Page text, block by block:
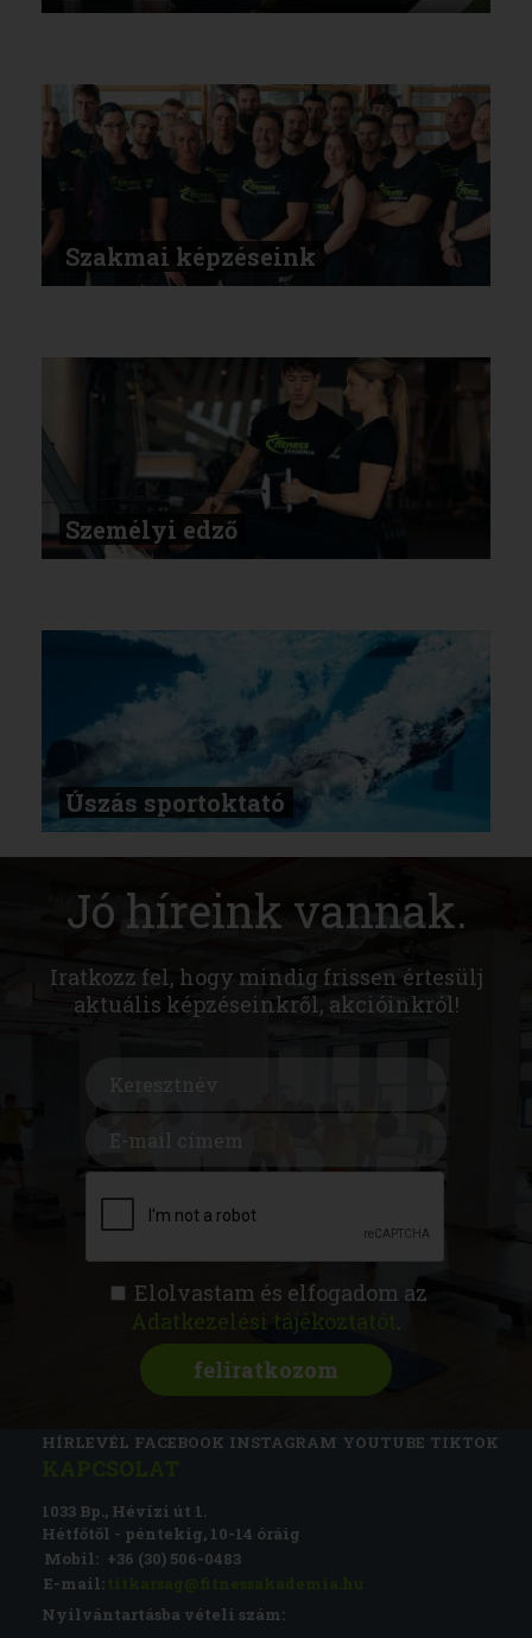
Szakmai képzéseink
Személyi edző
Úszás sportoktató
Jó híreink vannak.
Iratkozz fel, hogy mindig frissen értesülj
aktuális képzéseinkről, akcióinkról!
Elolvastam és elfogadom az
Adatkezelési tájékoztatót .
FITNESS AKADÉMIA
RÓLUNK MAGAZIN
CSATLAKOZZ
HÍRLEVÉL FACEBOOK INSTAGRAM YOUTUBE TIKTOK
1033 Bp., Hévízi út 1.
Hétfőtől - péntekig, 10-14 óráig
Mobil: +36 (30) 506-0483
E-mail:
Nyilvántartásba vételi szám: